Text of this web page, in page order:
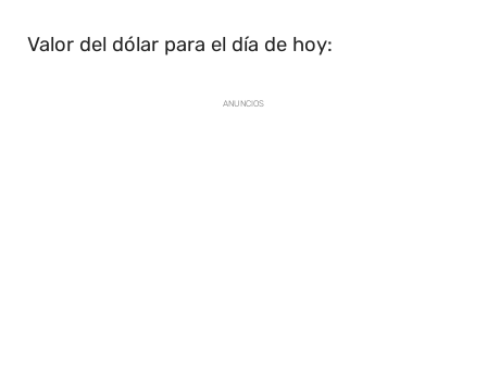
Valor del dólar para el día de hoy:
ANUNCIOS